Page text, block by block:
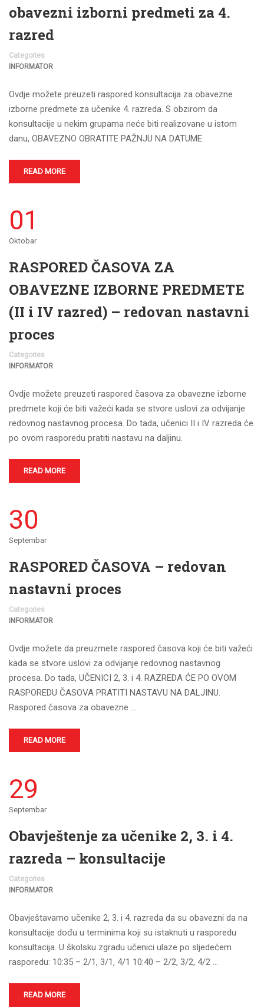
obavezni izborni predmeti za 4.
razred
Categories
INFORMATOR
Ovdje možete preuzeti raspored konsultacija za obavezne
izborne predmete za učenike 4. razreda. S obzirom da
konsultacije u nekim grupama neće biti realizovane u istom
danu, OBAVEZNO OBRATITE PAŽNJU NA DATUME.
READ MORE
01
Oktobar
RASPORED ČASOVA ZA
OBAVEZNE IZBORNE PREDMETE
(II i IV razred) – redovan nastavni
proces
Categories
INFORMATOR
Ovdje možete preuzeti raspored časova za obavezne izborne
predmete koji će biti važeći kada se stvore uslovi za odvijanje
redovnog nastavnog procesa. Do tada, učenici II i IV razreda će
po ovom rasporedu pratiti nastavu na daljinu.
READ MORE
30
Septembar
RASPORED ČASOVA – redovan
nastavni proces
Categories
INFORMATOR
Ovdje možete da preuzmete raspored časova koji će biti važeći
kada se stvore uslovi za odvijanje redovnog nastavnog
procesa. Do tada, UČENICI 2, 3. i 4. RAZREDA ĆE PO OVOM
RASPOREDU ČASOVA PRATITI NASTAVU NA DALJINU.
Raspored časova za obavezne …
READ MORE
29
Septembar
Obavještenje za učenike 2, 3. i 4.
razreda – konsultacije
Categories
INFORMATOR
Obavještavamo učenike 2, 3. i 4. razreda da su obavezni da na
konsultacije dođu u terminima koji su istaknuti u rasporedu
konsultacija. U školsku zgradu učenici ulaze po sljedećem
rasporedu: 10:35 – 2/1, 3/1, 4/1 10:40 – 2/2, 3/2, 4/2 …
READ MORE